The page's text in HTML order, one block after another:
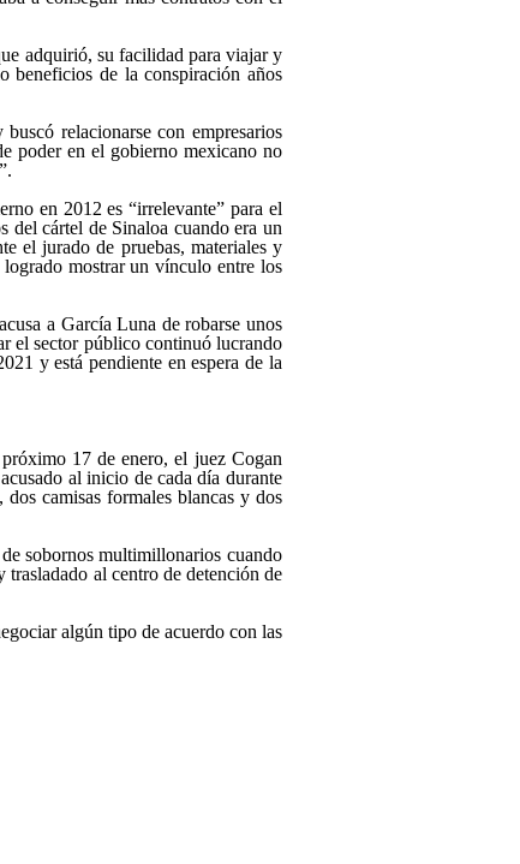
adquirió, su facilidad para viajar y
beneficios de la conspiración años
relacionarse con empresarios
poder en el gobierno mexicano no
.
en 2012 es irrelevante
para el
del cártel de Sinaloa cuando era un
el jurado de pruebas, materiales y
logrado mostrar un vínculo entre los
a García Luna de robarse unos
el sector público continuó lucrando
y está pendiente en espera de la
17 de enero, el juez Cogan
al inicio de cada día durante
camisas formales blancas y dos
sobornos multimillonarios cuando
al centro de detención de
algún tipo de acuerdo con las